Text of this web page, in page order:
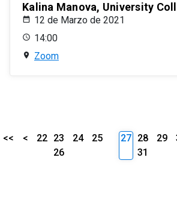
Kalina Manova, University
12 de Marzo de 2021
14:00
Zoom
<< < 22 23 24
25
26
27 28 29
31